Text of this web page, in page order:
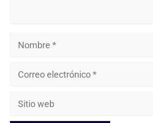
Nombre
Sitio